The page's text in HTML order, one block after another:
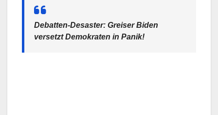
Debatten-Desaster: Greiser Biden
versetzt Demokraten in Panik!